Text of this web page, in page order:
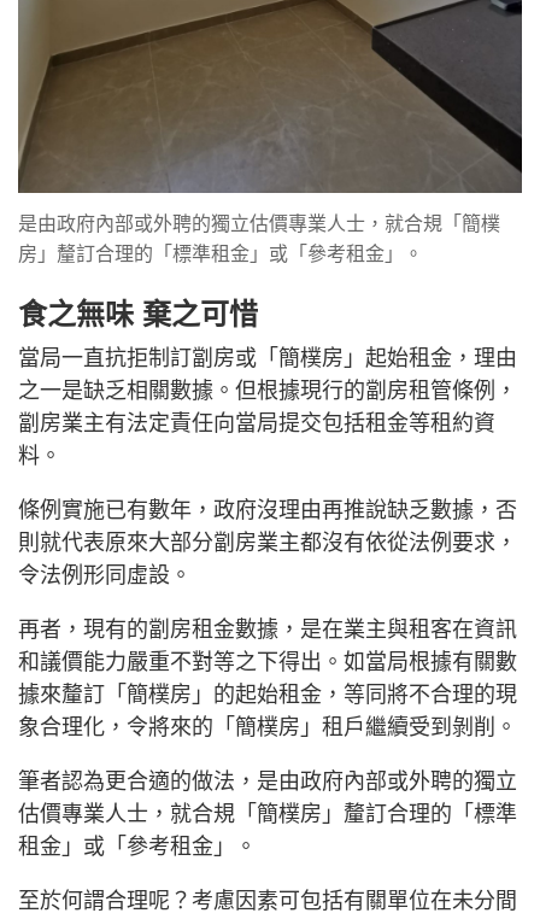
是由政府內部或外聘的獨立估價專業人士，就合規「簡樸
房」釐訂合理的「標準租金」或「參考租金」。
食之無味 棄之可惜
當局一直抗拒制訂劏房或「簡樸房」起始租金，理由
之一是缺乏相關數據。但根據現行的劏房租管條例，
劏房業主有法定責任向當局提交包括租金等租約資
料。
條例實施已有數年，政府沒理由再推說缺乏數據，否
則就代表原來大部分劏房業主都沒有依從法例要求，
令法例形同虛設。
再者，現有的劏房租金數據，是在業主與租客在資訊
和議價能力嚴重不對等之下得出。如當局根據有關數
據來釐訂「簡樸房」的起始租金，等同將不合理的現
象合理化，令將來的「簡樸房」租戶繼續受到剝削。
筆者認為更合適的做法，是由政府內部或外聘的獨立
估價專業人士，就合規「簡樸房」釐訂合理的「標準
租金」或「參考租金」。
至於何謂合理呢？考慮因素可包括有關單位在未分間